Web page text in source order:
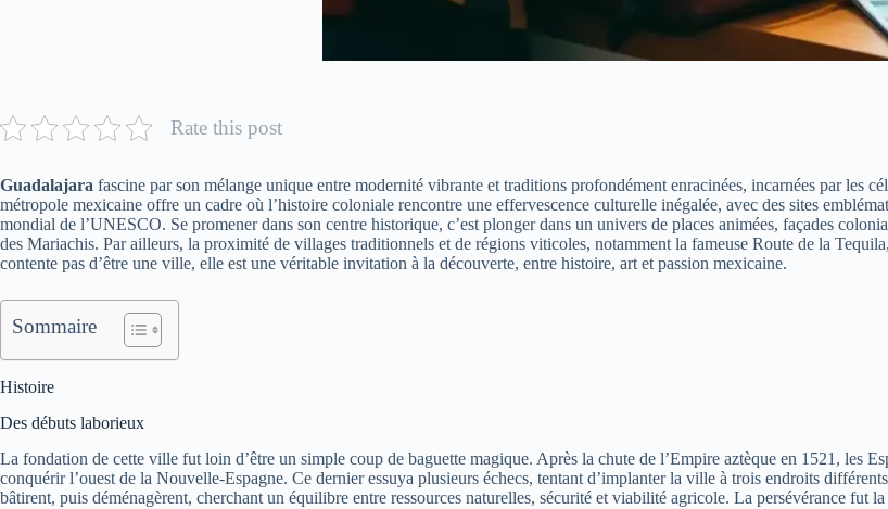
Rate this post
Guadalajara fascine par son mélange unique entre modernité vibrante et traditions profondément enracinées, incarnées par les
métropole mexicaine offre un cadre où l’histoire coloniale rencontre une effervescence culturelle inégalée, avec des sites
mondial de l’UNESCO. Se promener dans son centre historique, c’est plonger dans un univers de places animées, façades
des Mariachis. Par ailleurs, la proximité de villages traditionnels et de régions viticoles, notamment la fameuse Route de la
contente pas d’être une ville, elle est une véritable invitation à la découverte, entre histoire, art et passion mexicaine.
Sommaire
Histoire
Des débuts laborieux
La fondation de cette ville fut loin d’être un simple coup de baguette magique. Après la chute de l’Empire aztèque en 1521, les
conquérir l’ouest de la Nouvelle-Espagne. Ce dernier essuya plusieurs échecs, tentant d’implanter la ville à trois endroits
bâtirent, puis déménagèrent, cherchant un équilibre entre ressources naturelles, sécurité et viabilité agricole. La persévérance fut